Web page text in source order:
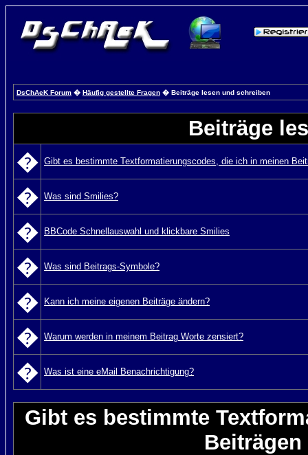
DsChAeK Forum � Häufig gestellte Fragen � Beiträge lesen und schreiben
Beiträge
� Gibt es bestimmte Textformatierungscodes, die ich in meinen
� Was sind Smilies?
� BBCode Schnellauswahl und klickbare Smilies
� Was sind Beitrags-Symbole?
� Kann ich meine eigenen Beiträge ändern?
� Warum werden in meinem Beitrag Worte zensiert?
� Was ist eine eMail Benachrichtigung?
Gibt es bestimmte